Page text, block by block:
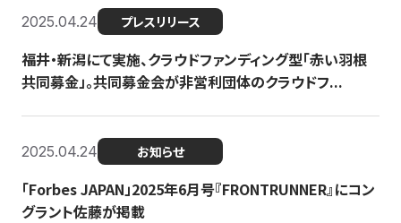
2025.04.24 プレスリリース
福井・新潟にて実施、クラウドファンディング型「赤い羽根
共同募金」。共同募金会が非営利団体のクラウドフ...
2025.04.24 お知らせ
「Forbes JAPAN」2025年6月号『FRONTRUNNER』にコン
グラント佐藤が掲載